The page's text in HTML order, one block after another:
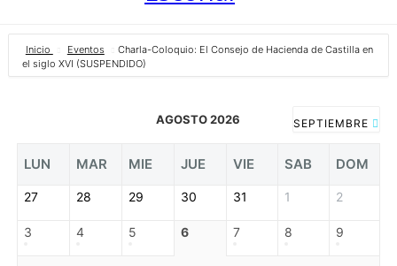
Inicio Eventos
Charla-Coloquio: El Consejo de Hacienda de Castilla en
el siglo XVI (SUSPENDIDO)
AGOSTO 2026 SEPTIEMBRE
LUN MAR MIE JUE VIE SAB DOM
27 28 29 30 31 1 2
3 4 5 6 7 8 9